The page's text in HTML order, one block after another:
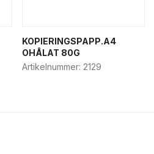
KOPIERINGSPAPP.A4
OHÅLAT 80G
Artikelnummer: 2129